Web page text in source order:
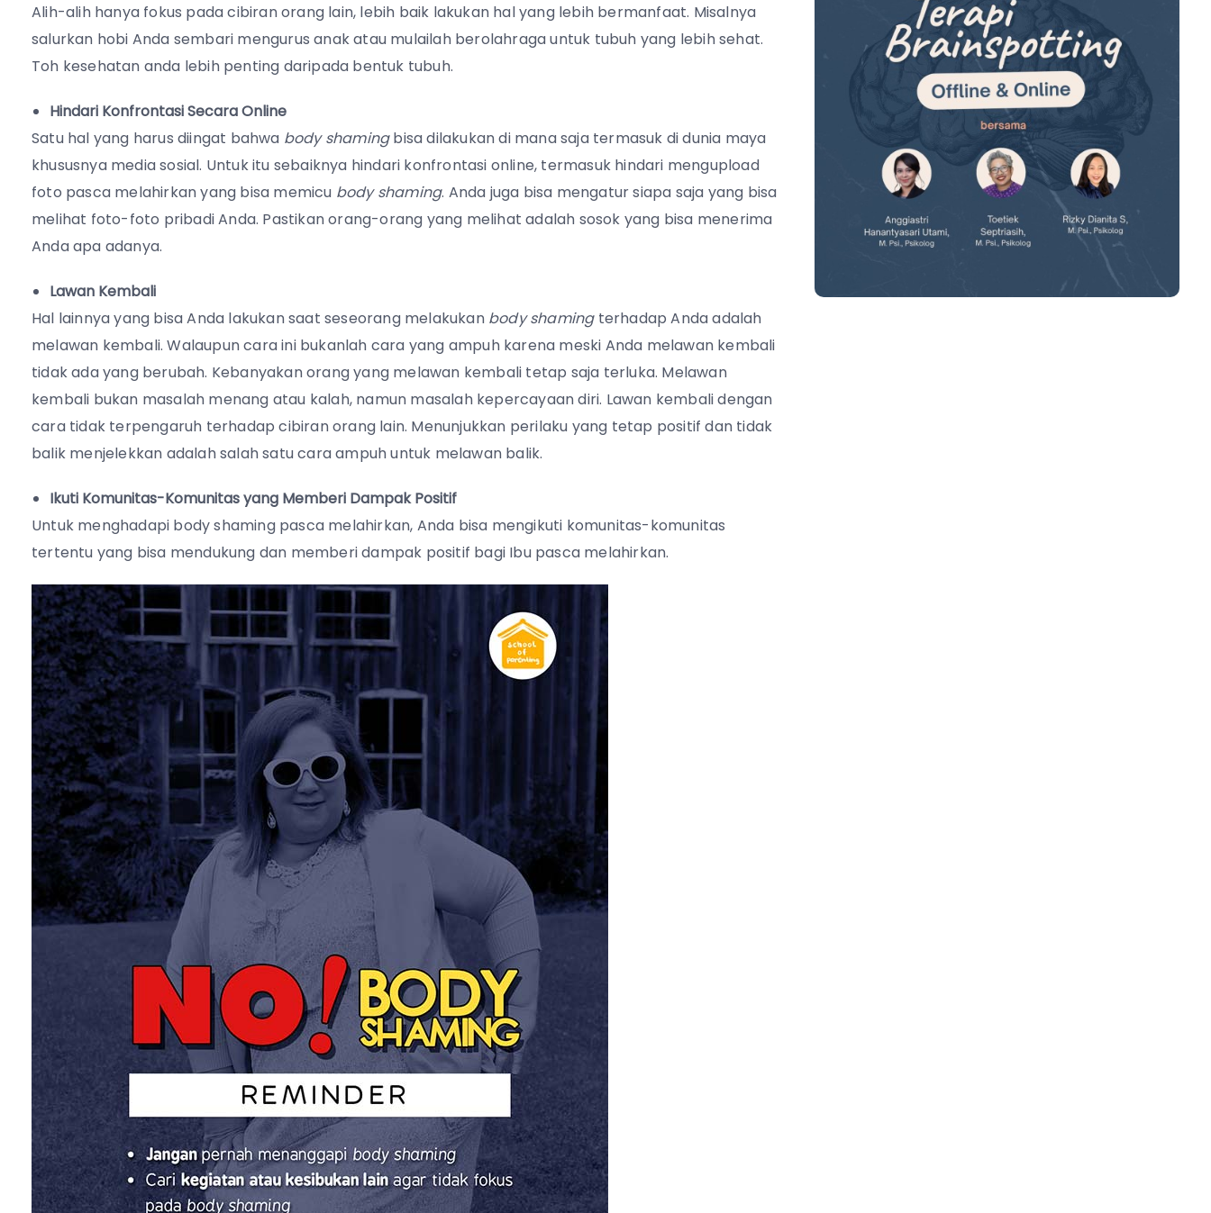
Alih-alih hanya fokus pada cibiran orang lain, lebih baik lakukan hal yang lebih bermanfaat. Misalnya
salurkan hobi Anda sembari mengurus anak atau mulailah berolahraga untuk tubuh yang lebih sehat.
Toh kesehatan anda lebih penting daripada bentuk tubuh.
Hindari Konfrontasi Secara Online
Satu hal yang harus diingat bahwa body shamingbisa dilakukan di mana saja termasuk di dunia maya
khususnya media sosial. Untuk itu sebaiknya hindari konfrontasi online, termasuk hindari mengupload
foto pasca melahirkan yang bisa memicu body shaming. Anda juga bisa mengatur siapa saja yang bisa
melihat foto-foto pribadi Anda. Pastikan orang-orang yang melihat adalah sosok yang bisa menerima
Anda apa adanya.
Lawan Kembali
Hal lainnya yang bisa Anda lakukan saat seseorang melakukan body shamingterhadap Anda adalah
melawan kembali. Walaupun cara ini bukanlah cara yang ampuh karena meski Anda melawan kembali
tidak ada yang berubah. Kebanyakan orang yang melawan kembali tetap saja terluka. Melawan
kembali bukan masalah menang atau kalah, namun masalah kepercayaan diri. Lawan kembali dengan
cara tidak terpengaruh terhadap cibiran orang lain. Menunjukkan perilaku yang tetap positif dan tidak
balik menjelekkan adalah salah satu cara ampuh untuk melawan balik.
Ikuti Komunitas-Komunitas yang Memberi Dampak Positif
Untuk menghadapi body shaming pasca melahirkan, Anda bisa mengikuti komunitas-komunitas
tertentu yang bisa mendukung dan memberi dampak positif bagi Ibu pasca melahirkan.